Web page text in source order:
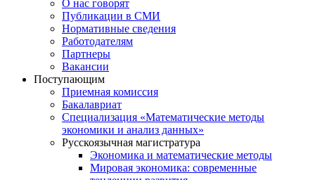
О нас говорят
Публикации в СМИ
Нормативные сведения
Работодателям
Партнеры
Вакансии
Поступающим
Приемная комиссия
Бакалавриат
Специализация «Математические методы
экономики и анализ данных»
Русскоязычная магистратура
Экономика и математические методы
Мировая экономика: современные